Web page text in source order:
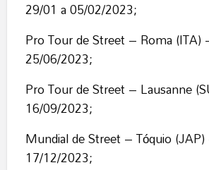
29/01 a 05/02/2023;
Pro Tour de Street – Roma (ITA)
25/06/2023;
Pro Tour de Street – Lausanne
16/09/2023;
Mundial de Street – Tóquio
17/12/2023;